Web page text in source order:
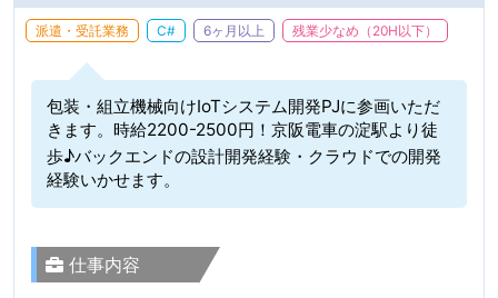
派遣・受託業務 C# 6ヶ月以上 残業少なめ（20H以下）
包装・組立機械向けIoTシステム開発PJに参画いただ
きます。時給2200-2500円！京阪電車の淀駅より徒
歩♪バックエンドの設計開発経験・クラウドでの開発
経験いかせます。
仕事内容